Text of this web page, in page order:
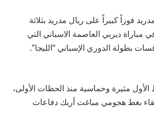
فوزاً كبيراً على ريال مدريد بثلاثة
ديربي العاصمة الاسباني التي
بطولة الدوري الإسباني “الليجا”.
مثيرة وحماسية منذ الحظات الأولى،
بغط هجومي مباغت أربك دفاعات